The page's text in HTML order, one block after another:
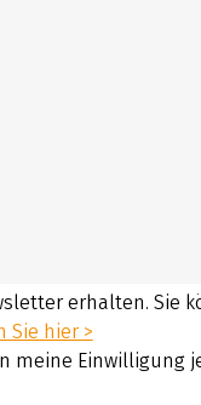
erhalten. Sie
Sie hier >
meine Einwilligung